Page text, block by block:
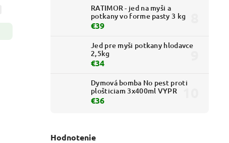
RATIMOR - jed na myši a
potkany vo forme pasty 3 kg
€39
Jed pre myši potkany hlodavce
2,5kg
€34
Dymová bomba No pest proti
plošticiam 3x400ml VYPR
€36
Hodnotenie